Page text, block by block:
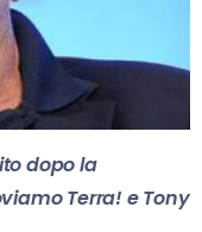
dopo la
Terra! e Tony